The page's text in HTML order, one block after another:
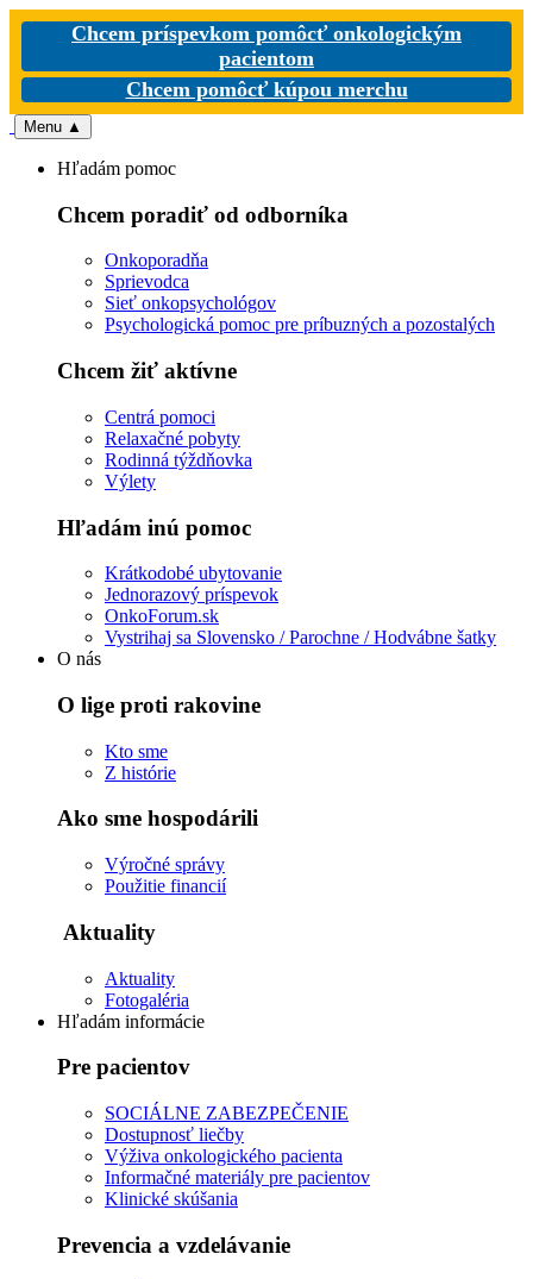
Chcem príspevkom pomôcť onkologickým
pacientom
Chcem pomôcť kúpou merchu
Menu ▲
Hľadám pomoc
Chcem poradiť od odborníka
Onkoporadňa
Sprievodca
Sieť onkopsychológov
Psychologická pomoc pre príbuzných a pozostalých
Chcem žiť aktívne
Centrá pomoci
Relaxačné pobyty
Rodinná týždňovka
Výlety
Hľadám inú pomoc
Krátkodobé ubytovanie
Jednorazový príspevok
OnkoForum.sk
Vystrihaj sa Slovensko / Parochne / Hodvábne šatky
O nás
O lige proti rakovine
Kto sme
Z histórie
Ako sme hospodárili
Výročné správy
Použitie financií
Aktuality
Aktuality
Fotogaléria
Hľadám informácie
Pre pacientov
SOCIÁLNE ZABEZPEČENIE
Dostupnosť liečby
Výživa onkologického pacienta
Informačné materiály pre pacientov
Klinické skúšania
Prevencia a vzdelávanie